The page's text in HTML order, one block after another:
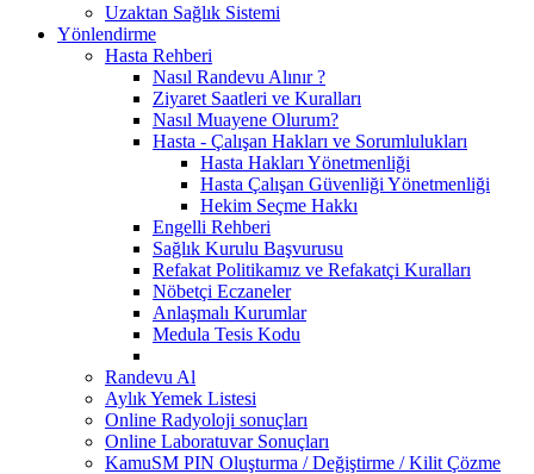
Uzaktan Sağlık Sistemi
Yönlendirme
Hasta Rehberi
Nasıl Randevu Alınır ?
Ziyaret Saatleri ve Kuralları
Nasıl Muayene Olurum?
Hasta - Çalışan Hakları ve Sorumlulukları
Hasta Hakları Yönetmenliği
Hasta Çalışan Güvenliği Yönetmenliği
Hekim Seçme Hakkı
Engelli Rehberi
Sağlık Kurulu Başvurusu
Refakat Politikamız ve Refakatçi Kuralları
Nöbetçi Eczaneler
Anlaşmalı Kurumlar
Medula Tesis Kodu
Randevu Al
Aylık Yemek Listesi
Online Radyoloji sonuçları
Online Laboratuvar Sonuçları
KamuSM PIN Oluşturma / Değiştirme / Kilit Çözme